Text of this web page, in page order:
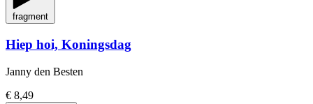
fragment
Hiep hoi, Koningsdag
Janny den Besten
€ 8,49